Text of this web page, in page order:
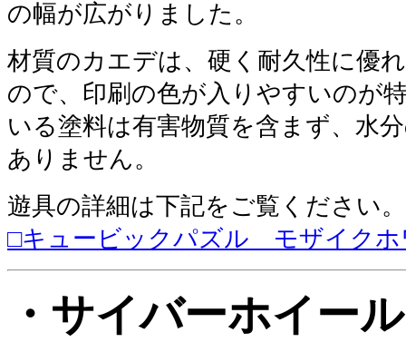
の幅が広がりました。
材質のカエデは、硬く耐久性に優
ので、印刷の色が入りやすいのが
いる塗料は有害物質を含まず、水
ありません。
遊具の詳細は下記をご覧ください。
□キュービックパズル モザイクホ
・サイバーホイール